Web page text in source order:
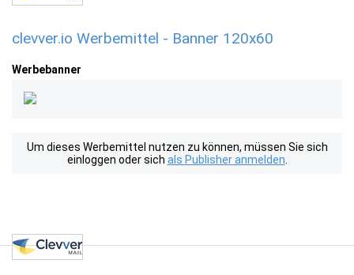
clevver.io Werbemittel - Banner 120x60
Werbebanner
Um dieses Werbemittel nutzen zu können, müssen Sie sich
einloggen oder sich als Publisher anmelden